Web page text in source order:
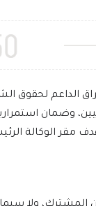
الداعم لحقوق
وضمان
مقر الوكالة